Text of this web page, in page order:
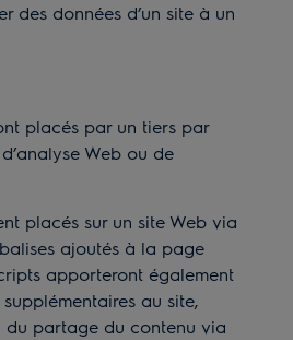
des données d’un site à un
placés par un tiers par
Web ou de
placés sur un site Web via
ajoutés à la page
apporteront également
au site,
du partage du contenu via